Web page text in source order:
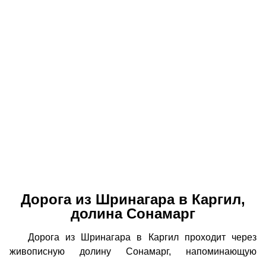
Дорога из Шринагара в Каргил,
долина Сонамарг
Дорога из Шринагара в Каргил проходит через
живописную долину Сонамарг, напоминающую